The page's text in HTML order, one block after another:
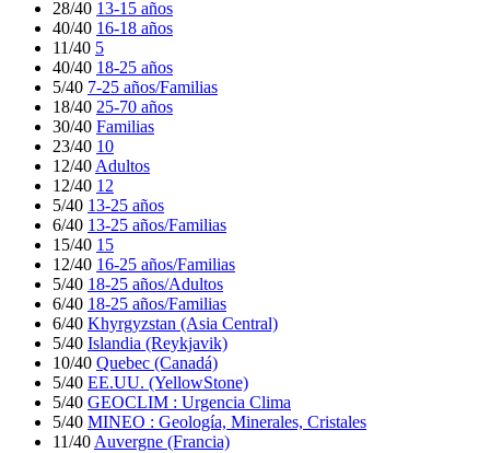
28/40 13-15 años
40/40 16-18 años
11/40 5
40/40 18-25 años
5/40 7-25 años/Familias
18/40 25-70 años
30/40 Familias
23/40 10
12/40 Adultos
12/40 12
5/40 13-25 años
6/40 13-25 años/Familias
15/40 15
12/40 16-25 años/Familias
5/40 18-25 años/Adultos
6/40 18-25 años/Familias
6/40 Khyrgyzstan (Asia Central)
5/40 Islandia (Reykjavik)
10/40 Quebec (Canadá)
5/40 EE.UU. (YellowStone)
5/40 GEOCLIM : Urgencia Clima
5/40 MINEO : Geología, Minerales, Cristales
11/40 Auvergne (Francia)